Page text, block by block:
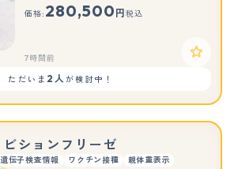
価格: 280,500 円 税込
7時間前
ただいま 2人が検討中！
ビションフリーゼ
遺伝子検査情報 ワクチン接種 親体重表示